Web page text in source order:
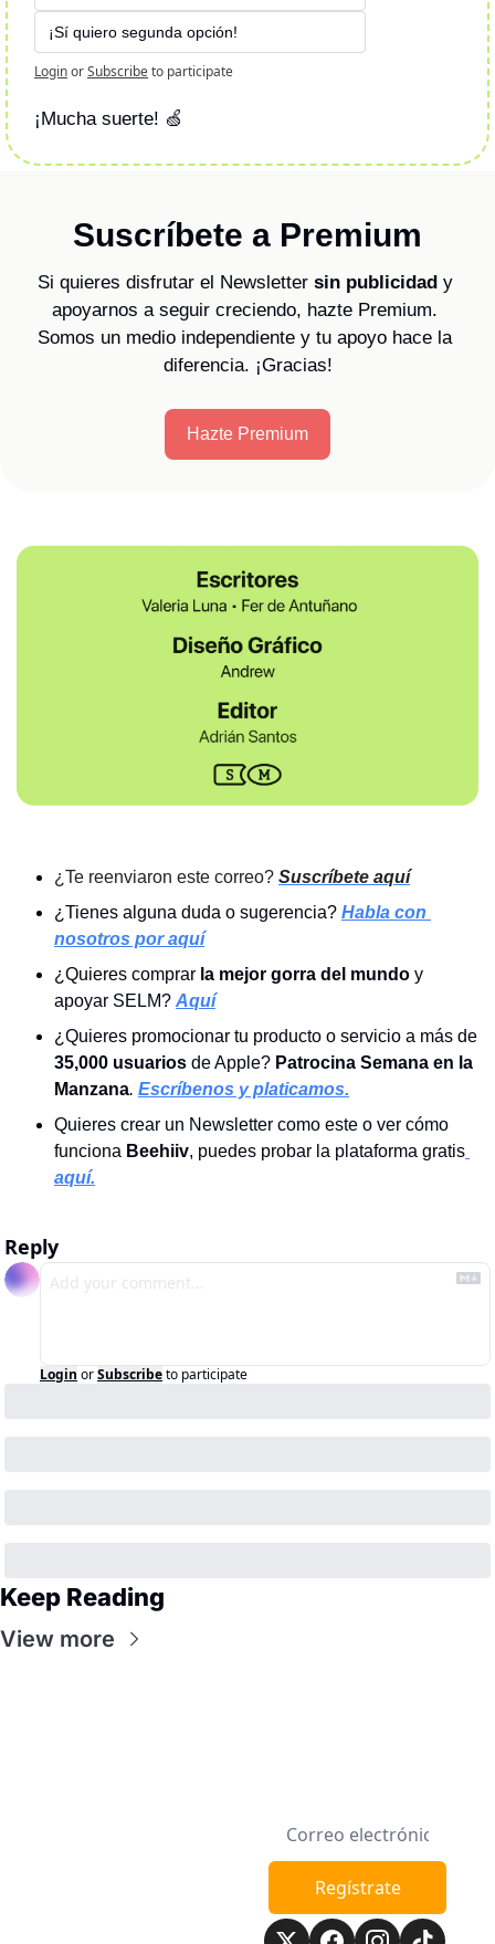
¡Sí quiero segunda opción!
LoginorSubscribeto participate
¡Mucha suerte! 🍏
Suscríbete a Premium
Si quieres disfrutar el Newsletter sin publicidad y
apoyarnos a seguir creciendo, hazte Premium.
Somos un medio independiente y tu apoyo hace la
diferencia. ¡Gracias!
Hazte Premium
¿Te reenviaron este correo? Suscríbete aquí
¿Tienes alguna duda o sugerencia? Habla con
nosotros por aquí
¿Quieres comprar la mejor gorra del mundo y
apoyar SELM? Aquí
35,000 usuarios de Apple? Patrocina Semana en la
Manzana. Escríbenos y platicamos.
Quieres crear un Newsletter como este o ver cómo
funciona Beehiiv, puedes probar la plataforma gratis
aquí.
Reply
Login orSubscribeto participate
Keep Reading
View more
Regístrate